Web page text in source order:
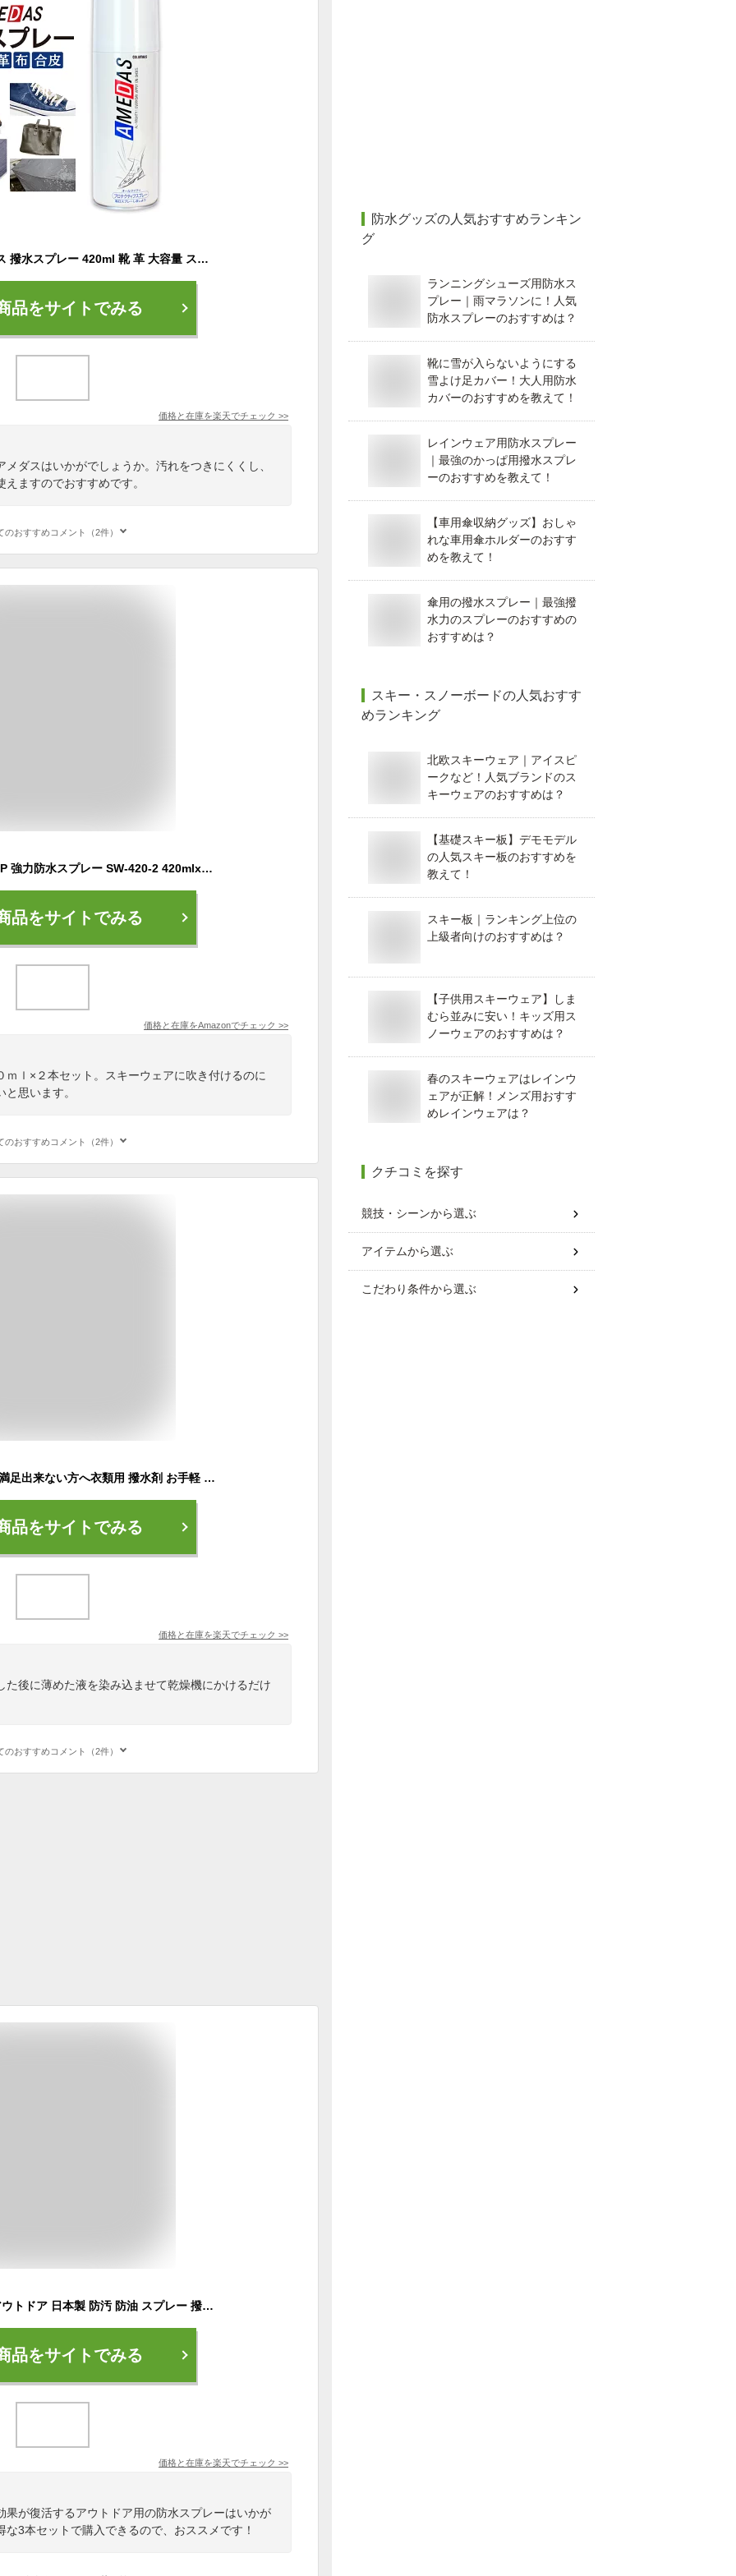
防水スプレー アメダス 撥水スプレー 420ml 靴 革 大容量 スノボ スノーボード スキー スキーウェア 傘 くつ [防水 保護 スプレー 皮革 革 ] 梅雨 防水
品をサイトでみる
価格と在庫を楽天でチェック >>
ダスはいかがでしょうか。汚れをつきにくくし、
ますのでおすすめです。
のおすすめコメント（2件）
近与(KONYO) SUN UP 強力防水スプレー SW-420-2 420mlx2 2本セット
品をサイトでみる
価格と在庫をAmazonでチェック >>
ｌ×２本セット。スキーウェアに吹き付けるのに
思います。
のおすすめコメント（2件）
【 防水スプレー では満足出来ない方へ衣類用 撥水剤 お手軽 簡単 衣類 の 撥水加工 『 超撥水クリヤ お試しサイズ20ml / 本体200ml 』超強力 はっ水 防水 ウィンドブレーカー スキーウェア レインウェア レインコート 雨具 雨合羽 アウトドア 】
品をサイトでみる
価格と在庫を楽天でチェック >>
た後に薄めた液を染み込ませて乾燥機にかけるだけ
のおすすめコメント（2件）
防水スプレー 雪 雨 アウトドア 日本製 防汚 防油 スプレー 撥水 420ml 大容量 完全防水 防汚 ギガバリア 靴 レインコート 傘 スニーカー 衣類 ヌバック 革 起毛 シューケア コート 革用
品をサイトでみる
価格と在庫を楽天でチェック >>
果が復活するアウトドア用の防水スプレーはいかが
3本セットで購入できるので、おススメです！
防水グッズの人気おすすめランキン
グ
ランニングシューズ用防水ス
プレー｜雨マラソンに！人気
防水スプレーのおすすめは？
靴に雪が入らないようにする
雪よけ足カバー！大人用防水
カバーのおすすめを教えて！
レインウェア用防水スプレー
｜最強のかっぱ用撥水スプレ
ーのおすすめを教えて！
【車用傘収納グッズ】おしゃ
れな車用傘ホルダーのおすす
めを教えて！
傘用の撥水スプレー｜最強撥
水力のスプレーのおすすめの
おすすめは？
スキー・スノーボードの人気おすす
めランキング
北欧スキーウェア｜アイスピ
ークなど！人気ブランドのス
キーウェアのおすすめは？
【基礎スキー板】デモモデル
の人気スキー板のおすすめを
教えて！
スキー板｜ランキング上位の
上級者向けのおすすめは？
【子供用スキーウェア】しま
むら並みに安い！キッズ用ス
ノーウェアのおすすめは？
春のスキーウェアはレインウ
ェアが正解！メンズ用おすす
めレインウェアは？
クチコミを探す
競技・シーンから選ぶ
アイテムから選ぶ
こだわり条件から選ぶ